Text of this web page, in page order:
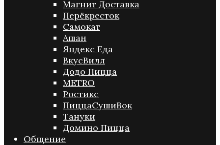
Магнит Доставка
Перёкресток
Самокат
Ашан
Яндекс Еда
ВкусВилл
Додо Пицца
METRO
Ростикс
ПиццаСушиВок
Тануки
Домино Пицца
Общение